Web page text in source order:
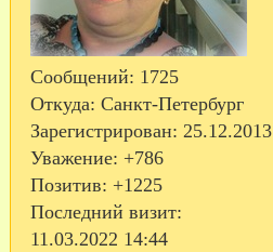
Сообщений: 1725
Откуда: Санкт-Петербург
Зарегистрирован: 25.12.2013
Уважение: +786
Позитив: +1225
Последний визит:
11.03.2022 14:44